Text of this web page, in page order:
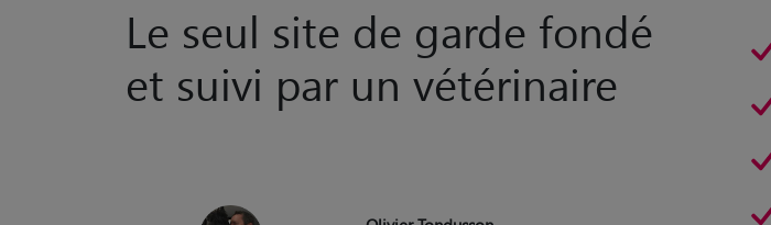
Le seul site de garde fondé
et suivi par un vétérinaire